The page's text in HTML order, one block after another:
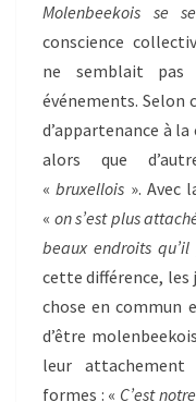
Molenbeekois se
conscience
ne semblait pas
événements. Selon
d’appartenance à
alors que
«bruxellois ».
« on s’est plus
beaux endroits
cette différence, les
chose en commun
d’être
leur attachement
formes : « C’est